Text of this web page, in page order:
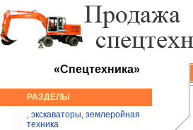
«Спецтехника»
РАЗДЕЛЫ
, экскаваторы, землеройная
техника